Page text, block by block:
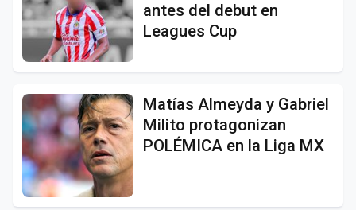
antes del debut en
Leagues Cup
Matías Almeyda y Gabriel
Milito protagonizan
POLÉMICA en la Liga MX